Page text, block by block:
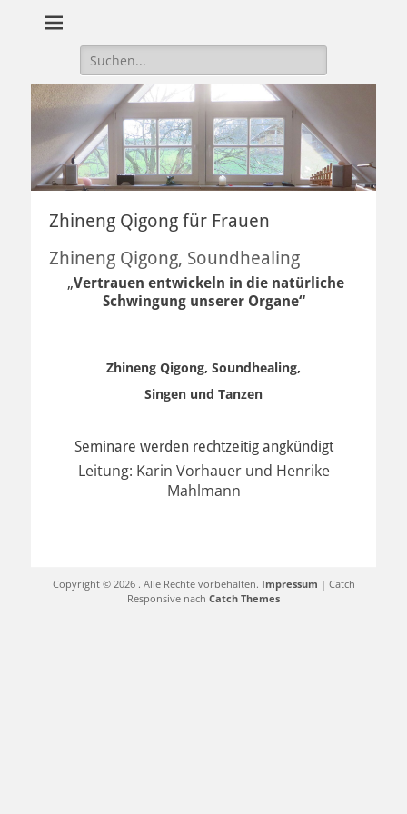
Suche
nach:
Zhineng Qigong für Frauen
Zhineng Qigong, Soundhealing
„Vertrauen entwickeln in die natürliche
Schwingung unserer Organe“
Zhineng Qigong, Soundhealing,
Singen und Tanzen
Seminare werden rechtzeitig angkündigt
Leitung: Karin Vorhauer und Henrike
Mahlmann
Copyright © 2026 . Alle Rechte vorbehalten. Impressum | Catch
Responsive nach Catch Themes